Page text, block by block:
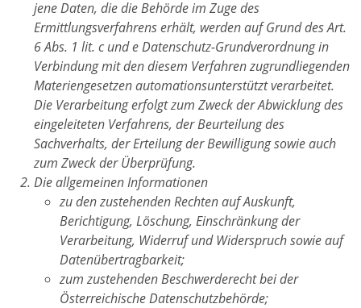
jene Daten, die die Behörde im Zuge des
Ermittlungsverfahrens erhält, werden auf Grund des Art.
6 Abs. 1 lit. c und e Datenschutz-Grundverordnung in
Verbindung mit den diesem Verfahren zugrundliegenden
Materiengesetzen automationsunterstützt verarbeitet.
Die Verarbeitung erfolgt zum Zweck der Abwicklung des
eingeleiteten Verfahrens, der Beurteilung des
Sachverhalts, der Erteilung der Bewilligung sowie auch
zum Zweck der Überprüfung.
Die allgemeinen Informationen
zu den zustehenden Rechten auf Auskunft,
Berichtigung, Löschung, Einschränkung der
Verarbeitung, Widerruf und Widerspruch sowie auf
Datenübertragbarkeit;
zum zustehenden Beschwerderecht bei der
Österreichische Datenschutzbehörde;